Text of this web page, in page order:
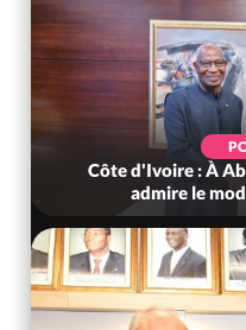
Côte d'Ivoire : À
admire le